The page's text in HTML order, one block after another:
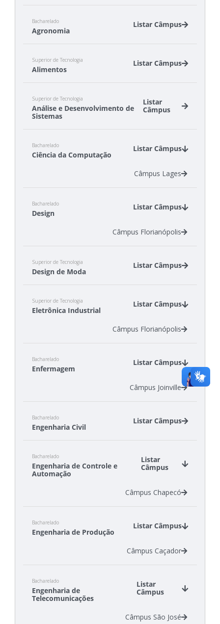
Bacharelado
Agronomia
Listar Câmpus
Câmpus São Miguel do Oeste
Superior de Tecnologia
Alimentos
Listar Câmpus
Câmpus São Miguel do Oeste
Superior de Tecnologia
Análise e Desenvolvimento de
Sistemas
Listar
Câmpus
Câmpus Gaspar
Câmpus Tubarão
Bacharelado
Ciência da Computação
Listar Câmpus
Câmpus Lages
Bacharelado
Design
Listar Câmpus
Câmpus Florianópolis
Superior de Tecnologia
Design de Moda
Listar Câmpus
Câmpus Gaspar
Câmpus Jaraguá do Sul - Centro
Superior de Tecnologia
Eletrônica Industrial
Listar Câmpus
Câmpus Florianópolis
Bacharelado
Enfermagem
Listar Câmpus
Câmpus Joinville
Bacharelado
Engenharia Civil
Listar Câmpus
Câmpus Florianópolis
Câmpus São Carlos
Bacharelado
Engenharia de Controle e
Automação
Listar
Câmpus
Câmpus Chapecó
Bacharelado
Engenharia de Produção
Listar Câmpus
Câmpus Caçador
Bacharelado
Engenharia de
Telecomunicações
Listar
Câmpus
Câmpus São José